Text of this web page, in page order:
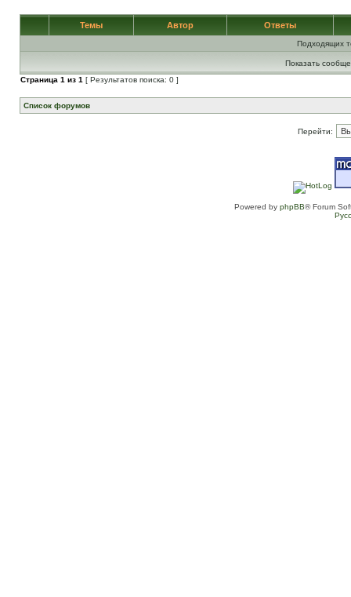
Темы Автор Ответы
Подходящих
Показать
Страница 1 из 1 [ Результатов поиска: 0 ]
Список форумов
Перейти:
Powered by phpBB® Forum